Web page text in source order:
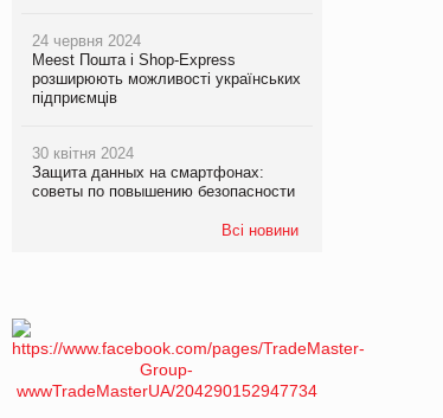
24 червня 2024
Meest Пошта і Shop-Express
розширюють можливості українських
підприємців
30 квітня 2024
Защита данных на смартфонах:
советы по повышению безопасности
Всі новини